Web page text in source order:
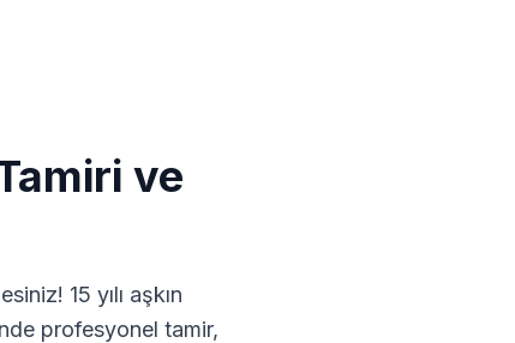
ve
15 yılı aşkın
profesyonel tamir,